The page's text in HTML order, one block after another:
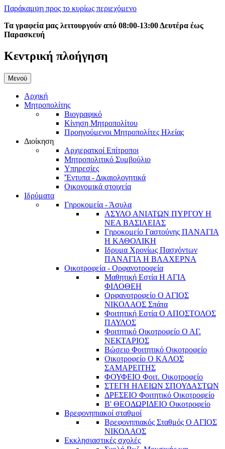
Παράκαμψη προς το κυρίως περιεχόμενο
Τα γραφεία μας λειτουργούν από 08:00-13:00 Δευτέρα έως
Παρασκευή
Κεντρική πλοήγηση
Μενού
Αρχική
Μητροπολίτης
Βιογραφικό
Κίνηση Μητροπολίτου
Προηγούμενοι Μητροπολίτες Ηλείας
Διοίκηση
Αρχιερατκοί Επίτροποι
Μητροπολιτικό Συμβούλιο
Υπηρεσίες
'Έντυπα - Δικαιολογητικά
Οικονομικά στοιχεία
Ιδρύματα
Γηροκομεία - Άσυλα
ΑΣΥΛΟ ΑΝΙΑΤΩΝ ΠΥΡΓΟΥ Η
ΝΕΑ ΒΑΣΙΛΕΙΑΣ
Γηροκομείο Γαστούνης ΠΑΝΑΓΙΑ
Η ΚΑΘΟΛΙΚΗ
Ιδρυμα Χρονίως Πασχόντων
ΠΑΝΑΓΙΑ Η ΒΛΑΧΕΡΝΑ
Οικοτροφεία - Ορφανοτροφεία
Μαθητική Εστία Η ΑΓΙΑ
ΦΙΛΟΘΕΗ
Ορφανοτροφείο Ο ΑΓΙΟΣ
ΝΙΚΟΛΑΟΣ Σπάτα
Φοιτητική Εστία Ο ΑΠΟΣΤΟΛΟΣ
ΠΑΥΛΟΣ
Φοιτητικό Οικοτροφείο Ο ΑΓ.
ΝΕΚΤΑΡΙΟΣ
Βώσειο Φοιτητικό Οικοτροφείο
Οικοτροφείο Ο ΚΑΛΟΣ
ΣΑΜΑΡΕΙΤΗΣ
ΦΟΥΦΕΙΟ Φοιτ. Οικοτροφείο
ΣΤΕΓΗ ΗΛΕΙΩΝ ΣΠΟΥΔΑΣΤΩΝ
ΔΡΕΣΕΙΟ Φοιτητικό Οικοτροφείο
Β' ΘΕΟΔΩΡΙΔΕΙΟ Οικοτροφείο
Βρεφονηπιακοί σταθμοί
Βρεφονηπιακός Σταθμός Ο ΑΓΙΟΣ
ΝΙΚΟΛΑΟΣ
Εκκλησιαστικές σχολές